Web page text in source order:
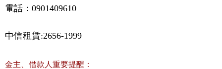
電話：0901409610
中信租賃:2656-1999
金主、借款人重要提醒：